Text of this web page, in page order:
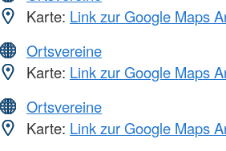
Karte: Link zur Google Maps
Ortsvereine
Karte: Link zur Google Maps
Ortsvereine
Karte: Link zur Google Maps